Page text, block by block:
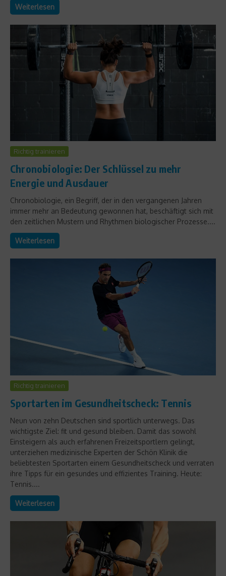
Weiterlesen
Richtig trainieren
Chronobiologie: Der Schlüssel zu mehr
Energie und Ausdauer
Chronobiologie, ein Begriff, der in den vergangenen Jahren
immer mehr an Bedeutung gewonnen hat, beschäftigt sich mit
den zeitlichen Mustern und Rhythmen biologischer Prozesse....
Weiterlesen
Richtig trainieren
Sportarten im Gesundheitscheck: Tennis
Neun von zehn Deutschen sind sportlich unterwegs. Das
wichtigste Ziel: fit und gesund bleiben. Damit das sowohl
Einsteigern als auch erfahrenen Freizeitsportlern gelingt,
unterziehen medizinische Experten der Schön Klinik die
beliebtesten Sportarten einem Gesundheitscheck und verraten
ihre Tipps für ein gesundes und effizientes Training. Heute:
Tennis....
Weiterlesen